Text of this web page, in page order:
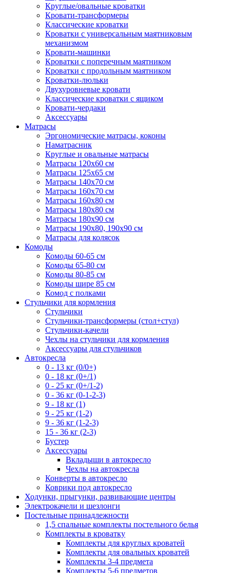
Круглые/овальные кроватки
Кровати-трансформеры
Классические кроватки
Кроватки с универсальным маятниковым
механизмом
Кровати-машинки
Кроватки с поперечным маятником
Кроватки с продольным маятником
Кроватки-люльки
Двухуровневые кровати
Классические кроватки с ящиком
Кровати-чердаки
Аксессуары
Матрасы
Эргономические матрасы, коконы
Наматрасник
Круглые и овальные матрасы
Матрасы 120х60 см
Матрасы 125х65 см
Матрасы 140х70 см
Матрасы 160х70 см
Матрасы 160х80 см
Матрасы 180х80 см
Матрасы 180х90 см
Матрасы 190х80, 190х90 см
Матрасы для колясок
Комоды
Комоды 60-65 см
Комоды 65-80 см
Комоды 80-85 см
Комоды шире 85 см
Комод с полками
Стульчики для кормления
Стульчики
Стульчики-трансформеры (стол+стул)
Стульчики-качели
Чехлы на стульчики для кормления
Аксессуары для стульчиков
Автокресла
0 - 13 кг (0/0+)
0 - 18 кг (0+/1)
0 - 25 кг (0+/1-2)
0 - 36 кг (0-1-2-3)
9 - 18 кг (1)
9 - 25 кг (1-2)
9 - 36 кг (1-2-3)
15 - 36 кг (2-3)
Бустер
Аксессуары
Вкладыши в автокресло
Чехлы на автокресла
Конверты в автокресло
Коврики под автокресло
Ходунки, прыгунки, развивающие центры
Электрокачели и шезлонги
Постельные принадлежности
1,5 спальные комплекты постельного белья
Комплекты в кроватку
Комплекты для круглых кроватей
Комплекты для овальных кроватей
Комплекты 3-4 предмета
Комплекты 5-6 предметов